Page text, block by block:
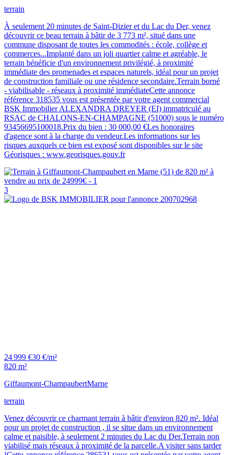
terrain
À seulement 20 minutes de Saint-Dizier et du Lac du Der, venez
découvrir ce beau terrain à bâtir de 3 773 m², situé dans une
commune disposant de toutes les commodités : école, collège et
commerces...Implanté dans un joli quartier calme et agréable, le
terrain bénéficie d'un environnement privilégié, à proximité
immédiate des promenades et espaces naturels, idéal pour un projet
de construction familiale ou une résidence secondaire.Terrain borné
- viabilisable - réseaux à proximité immédiateCette annonce
référence 318535 vous est présentée par votre agent commercial
BSK Immobilier ALEXANDRA DREYER (EI) immatriculé au
RSAC de CHALONS-EN-CHAMPAGNE (51000) sous le numéro
93456695100018.Prix du bien : 30 000,00 €Les honoraires
d'agence sont à la charge du vendeur.Les informations sur les
risques auxquels ce bien est exposé sont disponibles sur le site
Géorisques : www.georisques.gouv.fr
3
24 999 €30 €/m²
820 m²
Giffaumont-ChampaubertMarne
terrain
Venez découvrir ce charmant terrain à bâtir d'environ 820 m². Idéal
pour un projet de construction , il se situe dans un environnement
calme et paisible, à seulement 2 minutes du Lac du Der.Terrain non
viabilisé mais réseaux à proximité de la parcelle.A visiter sans tarder